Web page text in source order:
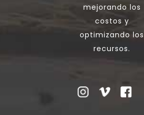
mejorando los
costos y
optimizando los
recursos.